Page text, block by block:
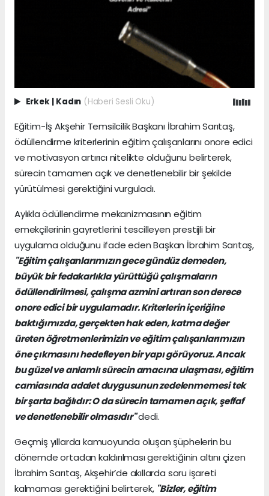
Erkek | Kadın (Haberi Sesli Oku)
Eğitim-İş Akşehir Temsilcilik Başkanı İbrahim Sarıtaş,
ödüllendirme kriterlerinin eğitim çalışanlarını onore edici
ve motivasyon artırıcı nitelikte olduğunu belirterek,
sürecin tamamen açık ve denetlenebilir bir şekilde
yürütülmesi gerektiğini vurguladı.
Aylıkla ödüllendirme mekanizmasının eğitim
emekçilerinin gayretlerini tescilleyen prestijli bir
uygulama olduğunu ifade eden Başkan İbrahim Sarıtaş,
"Eğitim çalışanlarımızın gece gündüz demeden,
büyük bir fedakarlıkla yürüttüğü çalışmaların
ödüllendirilmesi, çalışma azmini artıran son derece
onore edici bir uygulamadır. Kriterlerin içeriğine
baktığımızda, gerçekten hak eden, katma değer
üreten öğretmenlerimizin ve eğitim çalışanlarımızın
öne çıkmasını hedefleyen bir yapı görüyoruz. Ancak
bu güzel ve anlamlı sürecin amacına ulaşması, eğitim
camiasında adalet duygusunun zedelenmemesi tek
bir şarta bağlıdır: O da sürecin tamamen açık, şeffaf
ve denetlenebilir olmasıdır"dedi.
Geçmiş yıllarda kamuoyunda oluşan şüphelerin bu
dönemde ortadan kaldırılması gerektiğinin altını çizen
İbrahim Sarıtaş, Akşehir’de akıllarda soru işareti
kalmaması gerektiğini belirterek, "Bizler, eğitim